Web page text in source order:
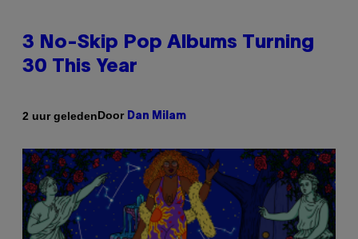
3 No-Skip Pop Albums Turning
30 This Year
2 uur geledenDoor Dan Milam